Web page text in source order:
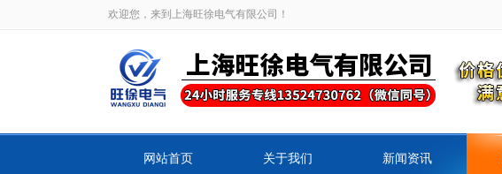
欢迎您，来到上海旺徐电气有限公司！
网站首页 关于我们 新闻资讯